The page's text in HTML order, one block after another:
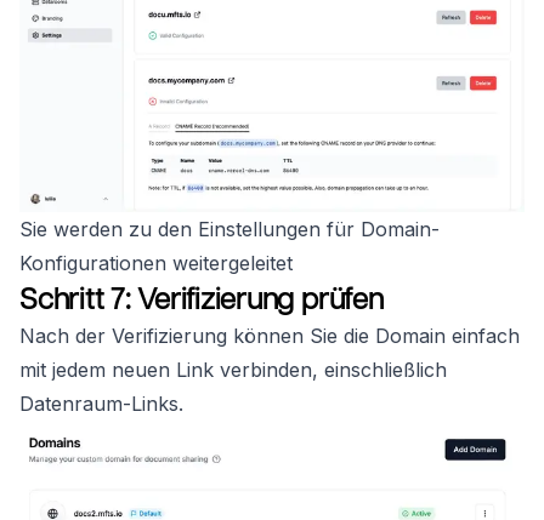
Sie werden zu den Einstellungen für Domain-
Konfigurationen weitergeleitet
Schritt 7: Verifizierung prüfen
Nach der Verifizierung können Sie die Domain einfach
mit jedem neuen Link verbinden, einschließlich
Datenraum-Links.